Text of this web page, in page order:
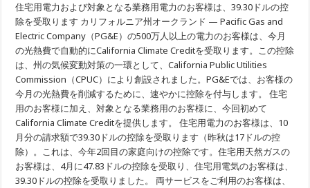
の
プ
ロ
グ
ラ
の
Climate
が
今
の
料
金
値
下
げ
住宅用電力および対象となる業務用電力のお客様は、39.30ドルの控
除を受取ります カリフォルニア州オークランド — Pacific Gas and
Electric Company（PG&E）の500万人以上の電力のお客様は、今月
の光熱費で自動的にCalifornia Climate Creditを受取ります。この控除
は、州の気候変動対策の一環として、California Public Utilities
Commission（CPUC）により創設されました。PG&Eでは、お客様の
今月の光熱費を削減するために、速やかに控除を付与します。 住宅
用のお客様に加え、対象となる業務用のお客様に、今回初めて
California Climate Creditを提供します。 住宅用電力のお客様は、10
月分の請求額で39.30ドルの控除を受取ります（昨秋は17ドルの控
除）。これは、今年2回目の家庭向けの控除です。住宅用天然ガスの
お客様は、4月に47.83ドルの控除を受取り、住宅用電気のお客様は、
39.30ドルの控除を受取りました。 両サービスをご利用のお客様は、